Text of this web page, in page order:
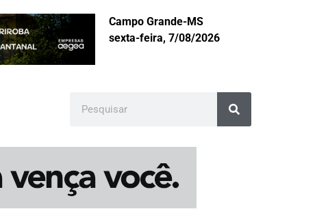
Campo Grande-MS
sexta-feira, 7/08/2026